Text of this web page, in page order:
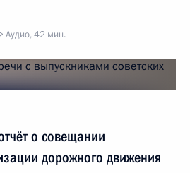
Аудио, 42 мин.
о совещании
дорожного движения